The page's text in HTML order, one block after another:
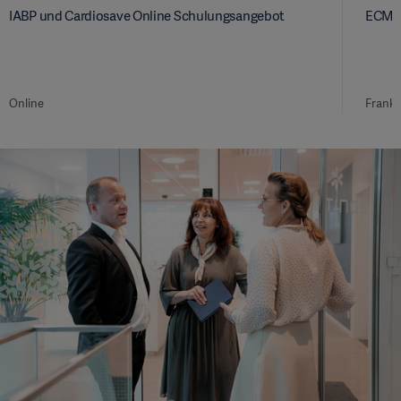
IABP und Cardiosave Online Schulungsangebot
Online